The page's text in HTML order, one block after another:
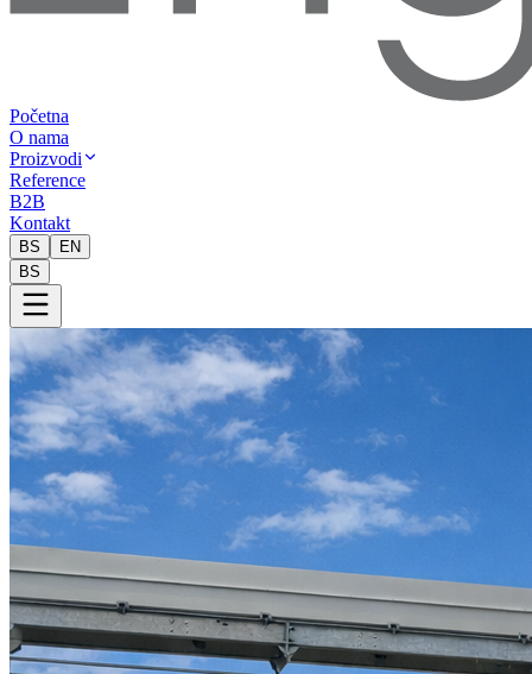
Početna
O nama
Proizvodi
Reference
B2B
Kontakt
BS
EN
BS